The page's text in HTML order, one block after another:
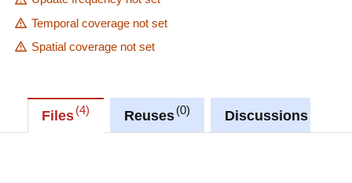
Temporal coverage not set
Spatial coverage not set
Files 4 Reuses 0 Discussions